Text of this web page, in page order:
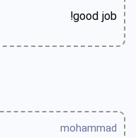
good job!
mohammad